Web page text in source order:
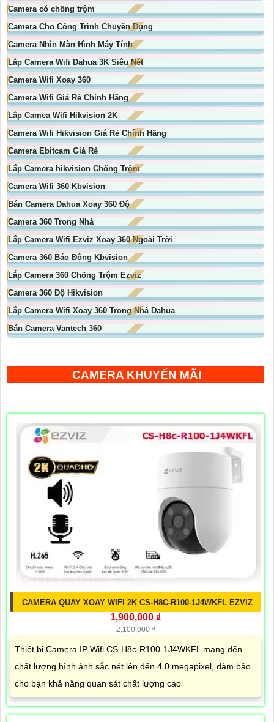
Camera có chống trộm
Camera Cho Công Trình Chuyên Dụng
Camera Nhìn Màn Hình Máy Tính
Lắp Camera Wifi Dahua 3K Siêu Nét
Camera Wifi Xoay 360
Camera Wifi Giá Rẻ Chính Hãng
Lắp Camea Wifi Hikvision 2K
Camera Wifi Hikvision Giá Rẻ Chính Hãng
Camera Ebitcam Giá Rẻ
Lắp Camera hikvision Chống Trộm
Camera Wifi 360 Kbvision
Bán Camera Dahua Xoay 360 Độ
Camera 360 Trong Nhà
Lắp Camera Wifi Ezviz Xoay 360 Ngoài Trời
Camera 360 Báo Động Kbvision
Lắp Camera 360 Chống Trộm Ezviz
Camera 360 Độ Hikvision
Lắp Camera Wifi Xoay 360 Trong Nhà Dahua
Bán Camera Vantech 360
CAMERA KHUYẾN MÃI
CAMERA QUAY XOAY WIFI 2K CS-H8C-R100-1J4WKFL EZVIZ
1,900,000 ₫
2,100,000 ₫
Thiết bị Camera IP Wifi CS-H8c-R100-1J4WKFL mang đến
chất lượng hình ảnh sắc nét lên đến 4.0 megapixel, đảm bảo
cho bạn khả năng quan sát chất lượng cao